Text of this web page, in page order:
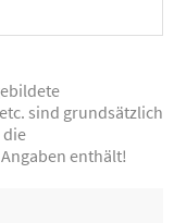
sind grundsätzlich
die
enthält!